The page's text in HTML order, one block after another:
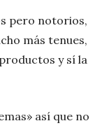
pero notorios,
más tenues,
y sí la
así que no